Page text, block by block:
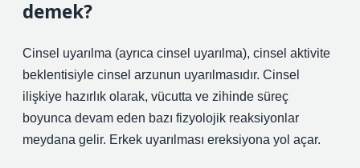
demek?
Cinsel uyarılma (ayrıca cinsel uyarılma), cinsel aktivite
beklentisiyle cinsel arzunun uyarılmasıdır. Cinsel
ilişkiye hazırlık olarak, vücutta ve zihinde süreç
boyunca devam eden bazı fizyolojik reaksiyonlar
meydana gelir. Erkek uyarılması ereksiyona yol açar.